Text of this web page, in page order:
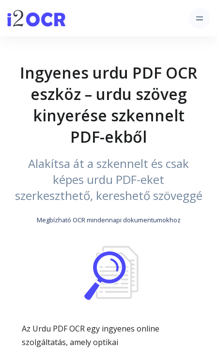
Ingyenes urdu PDF OCR
eszköz – urdu szöveg
kinyerése szkennelt
PDF-ekből
Alakítsa át a szkennelt és csak
képes urdu PDF-eket
szerkeszthető, kereshető szöveggé
Megbízható OCR mindennapi dokumentumokhoz
Az Urdu PDF OCR egy ingyenes online
szolgáltatás, amely optikai